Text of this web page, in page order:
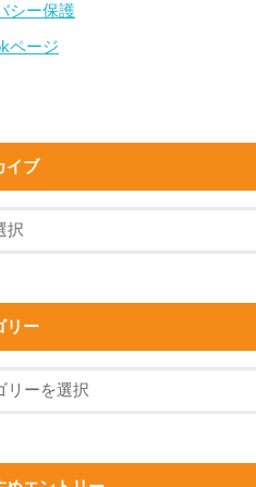
シー保護
ページ
イブ
リー